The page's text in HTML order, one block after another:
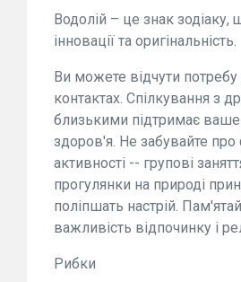
Водолій – це знак зодіаку,
інновації та оригінальність.
Ви можете відчути потребу
контактах. Спілкування з
близькими підтримає
здоров'я. Не забувайте про
активності -- групові
прогулянки на природі
поліпшать настрій.
важливість відпочинку і
Рибки